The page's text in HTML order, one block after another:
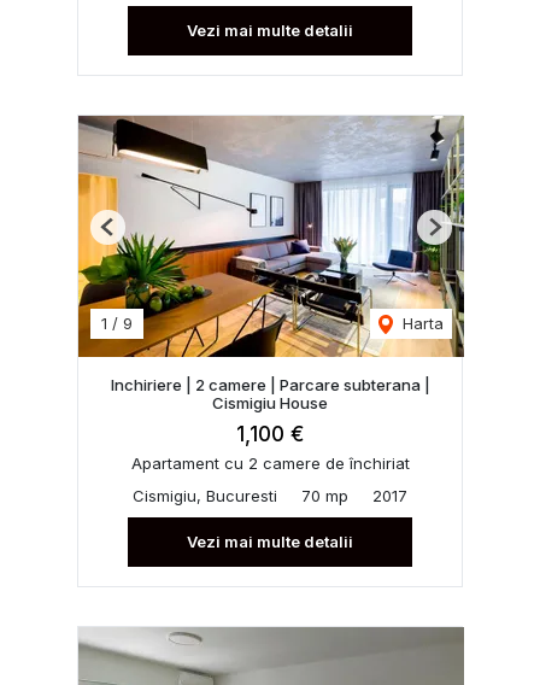
Vezi mai multe detalii
1 / 9 Harta
Previous Next
Inchiriere | 2 camere | Parcare subterana |
Cismigiu House
1,100 €
Apartament cu 2 camere de închiriat
Cismigiu, Bucuresti
70 mp 2017
Vezi mai multe detalii